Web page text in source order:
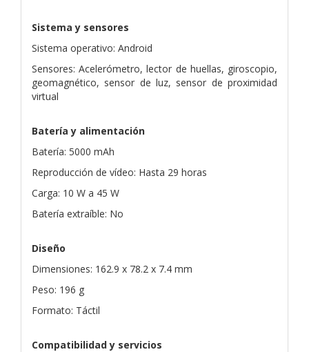
Sistema y sensores
Sistema operativo: Android
Sensores: Acelerómetro, lector de huellas, giroscopio,
geomagnético, sensor de luz, sensor de proximidad
virtual
Batería y alimentación
Batería: 5000 mAh
Reproducción de vídeo: Hasta 29 horas
Carga: 10 W a 45 W
Batería extraíble: No
Diseño
Dimensiones: 162.9 x 78.2 x 7.4 mm
Peso: 196 g
Formato: Táctil
Compatibilidad y servicios